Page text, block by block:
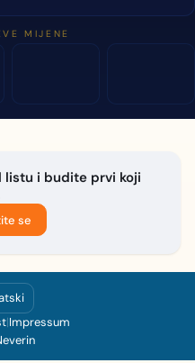
MIJENE
listu i budite prvi koji
se
|Impressum